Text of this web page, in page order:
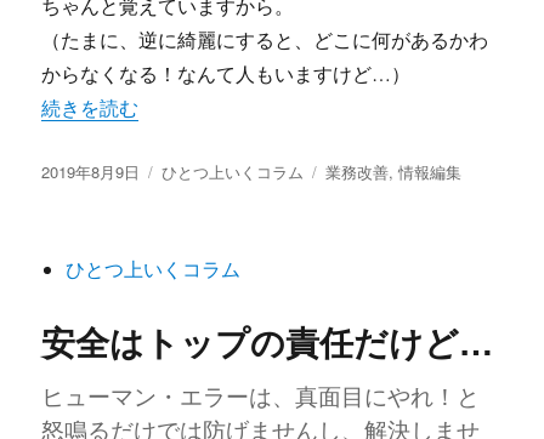
ちゃんと覚えていますから。
（たまに、逆に綺麗にすると、どこに何があるかわ
からなくなる！なんて人もいますけど…）
“机の上は滑走路” の
続きを読む
投
2019年8月9日
カ
ー
ひとつ上いくコラム
タ
業務改善,情報編集
ひとつ上いくコラム
安全はトップの責任だけど…
ヒューマン・エラーは、真面目にやれ！と
怒鳴るだけでは防げませんし、解決しませ